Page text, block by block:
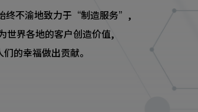
终不渝地致力于“制造服务”,
世界各地的客户创造价值,
们的幸福做出贡献。